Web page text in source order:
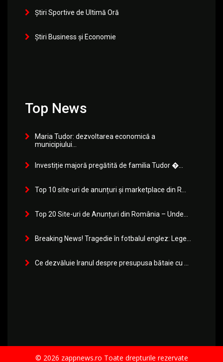
Știri Sportive de Ultimă Oră
Știri Business și Economie
Top News
Maria Tudor: dezvoltarea economică a
municipiului...
Investiție majoră pregătită de familia Tudor �...
Top 10 site-uri de anunțuri și marketplace din R...
Top 20 Site-uri de Anunțuri din România – Unde...
Breaking News! Tragedie în fotbalul englez: Lege...
Ce dezvăluie Iranul despre presupusa bătaie cu ...
© 2026 zappnews.ro Toate drepturile rezervate